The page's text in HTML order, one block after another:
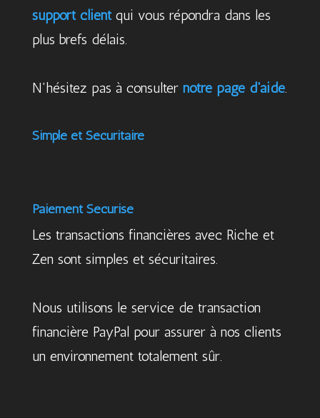
support clientqui vous répondra dans les
plus brefs délais.
N'hésitez pas à consulter notre page d'aide.
Simple et Sécuritaire
Paiement Sécurisé
Les transactions financières avec Riche et
Zen sont simples et sécuritaires.
Nous utilisons le service de transaction
financière PayPal pour assurer à nos clients
un environnement totalement sûr.